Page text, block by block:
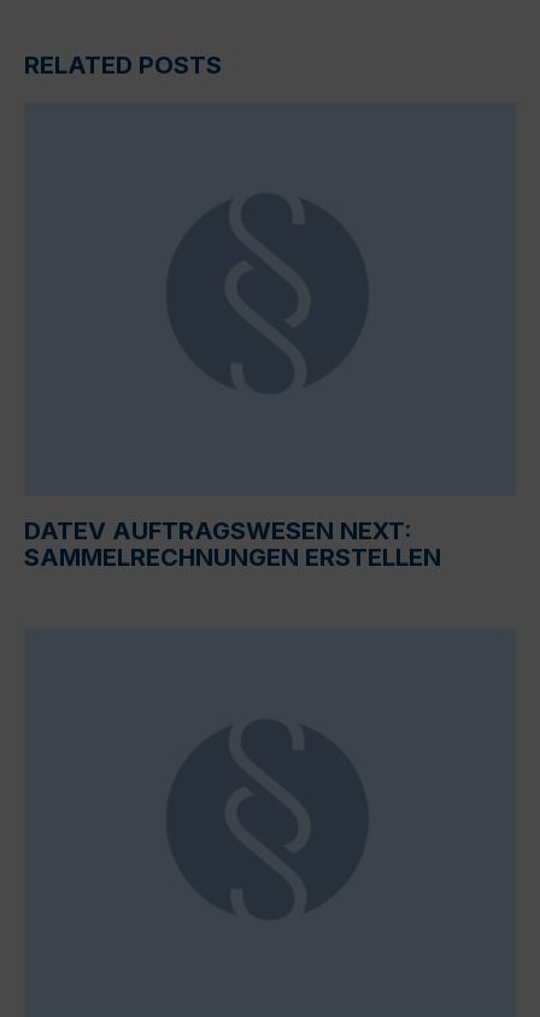
RELATED POSTS
DATEV AUFTRAGSWESEN NEXT:
SAMMELRECHNUNGEN ERSTELLEN